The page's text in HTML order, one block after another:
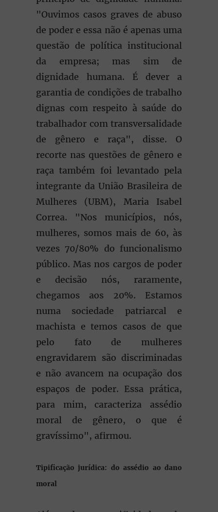
"Ouvimos casos graves de abuso
de poder e essa não é apenas uma
questão de política institucional
da empresa; mas sim de
dignidade humana. É dever a
garantia de condições de trabalho
dignas com respeito à saúde do
trabalhador com transversalidade
de gênero e raça", disse. O
recorte nas questões de gênero e
raça também foi levantado pela
integrante da União Brasileira de
Mulheres (UBM), Maria Isabel
Correa. "Nos municípios, nós,
mulheres, somos mais de 60, às
vezes 70/80% do funcionalismo
público. Mas nos cargos de poder
e decisão nós, raramente,
chegamos aos 20%. Estamos
numa sociedade patriarcal e
machista e temos casos de que
pelo fato de mulheres
engravidarem são discriminadas
e não avancem na ocupação dos
espaços de poder. Essa prática,
para mim, caracteriza assédio
moral de gênero, o que é
gravíssimo", afirmou.
Tipificação jurídica: do assédio ao dano
moral